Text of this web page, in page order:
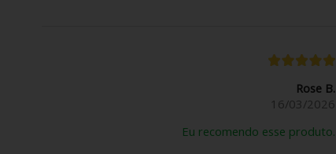
Rose B.
16/03/2026
Eu recomendo esse produto.